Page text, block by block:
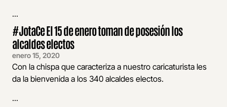
...
#JotaCe El 15 de enero toman de posesión los
alcaldes electos
enero 15, 2020
Con la chispa que caracteriza a nuestro caricaturista les
da la bienvenida a los 340 alcaldes electos.
...